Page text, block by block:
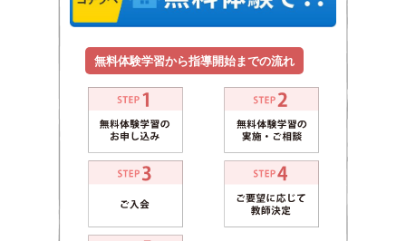
無料体験学習から指導開始までの流れ